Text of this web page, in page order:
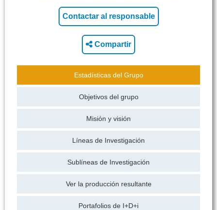
Compartir
Estadísticas del Grupo
Objetivos del grupo
Misión y visión
Líneas de Investigación
Sublíneas de Investigación
Ver la producción resultante
Portafolios de I+D+i